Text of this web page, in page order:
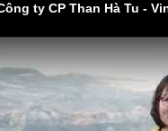
ty CP Than Hà Tu -